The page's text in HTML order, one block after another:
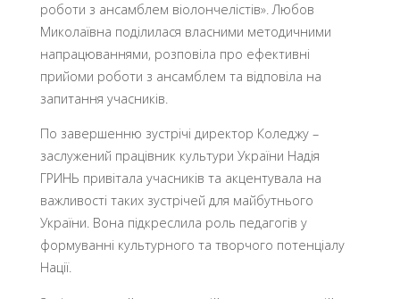
роботи з ансамблем віолончелістів». Любов
Миколаївна поділилася власними методичними
напрацюваннями, розповіла про ефективні
прийоми роботи з ансамблем та відповіла на
запитання учасників.
По завершенню зустрічі директор Коледжу –
заслужений працівник культури України Надія
ГРИНЬ привітала учасників та акцентувала на
важливості таких зустрічей для майбутнього
України. Вона підкреслила роль педагогів у
формуванні культурного та творчого потенціалу
Нації.